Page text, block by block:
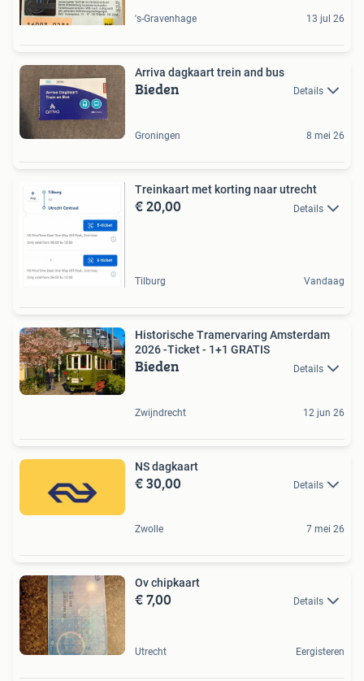
's-Gravenhage 13 jul 26
Arriva dagkaart trein and bus
Bieden Details
Groningen 8 mei 26
Treinkaart met korting naar utrecht
€ 20,00 Details
Tilburg Vandaag
Historische Tramervaring Amsterdam
2026 -Ticket - 1+1 GRATIS
Bieden Details
Zwijndrecht 12 jun 26
NS dagkaart
€ 30,00 Details
Zwolle 7 mei 26
Ov chipkaart
€ 7,00 Details
Utrecht Eergisteren